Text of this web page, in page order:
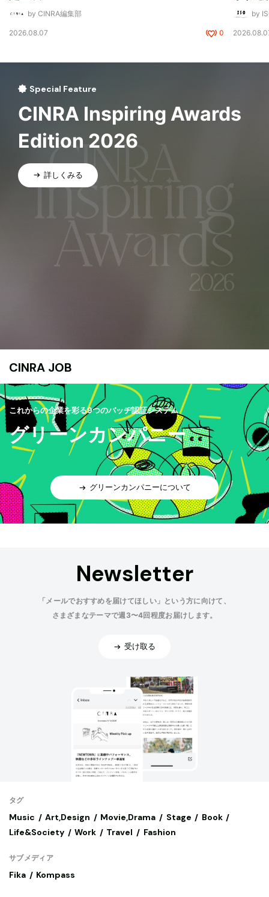
by CINRA編集部
2026.08.07 0
by
Special Feature
CINRA Inspiring Awards
Edition 2026
詳しくみる
CINRA JOB
これからの企業を彩る9つのバッヂ認証システム
グリーンカンパニー
グリーンカンパニーについて
Newsletter
「メールでおすすめを届けてほしい」という方に向けて、
さまざまなテーマで週3〜4回程度お届けします。
受け取る
タグ
Music Art,Design Movie,Drama Stage
Book
Life&Society
Work Travel Fashion
サブメディア
Fika Kompass